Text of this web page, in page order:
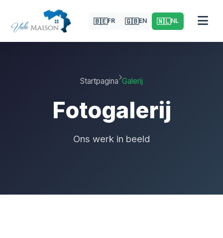
🇧🇪FR 🇬🇧EN 🇳🇱NL
Startpagina Galerij
Fotogalerij
Ons werk in beeld